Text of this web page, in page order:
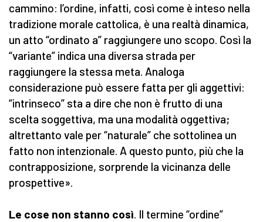
cammino: l’ordine, infatti, così come è inteso nella
tradizione morale cattolica, è una realtà dinamica,
un atto “ordinato a” raggiungere uno scopo. Così la
“variante” indica una diversa strada per
raggiungere la stessa meta. Analoga
considerazione può essere fatta per gli aggettivi:
“intrinseco” sta a dire che non è frutto di una
scelta soggettiva, ma una modalità oggettiva;
altrettanto vale per “naturale” che sottolinea un
fatto non intenzionale. A questo punto, più che la
contrapposizione, sorprende la vicinanza delle
prospettive».
Le cose non stanno così. Il termine “ordine”